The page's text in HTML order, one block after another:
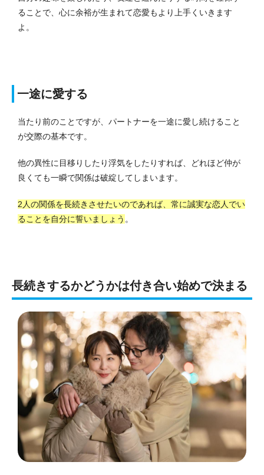
ることで、心に余裕が生まれて恋愛もより上手くいきます
よ。
一途に愛する
当たり前のことですが、パートナーを一途に愛し続けること
が交際の基本です。
他の異性に目移りしたり浮気をしたりすれば、どれほど仲が
良くても一瞬で関係は破綻してしまいます。
2人の関係を長続きさせたいのであれば、常に誠実な恋人でい
ることを自分に誓いましょう 。
長続きするかどうかは付き合い始めで決まる